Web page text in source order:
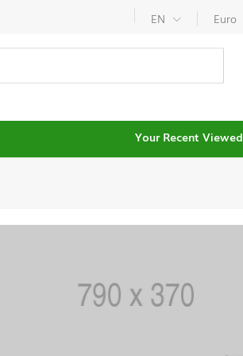
EN Euro
Your Recent Viewed